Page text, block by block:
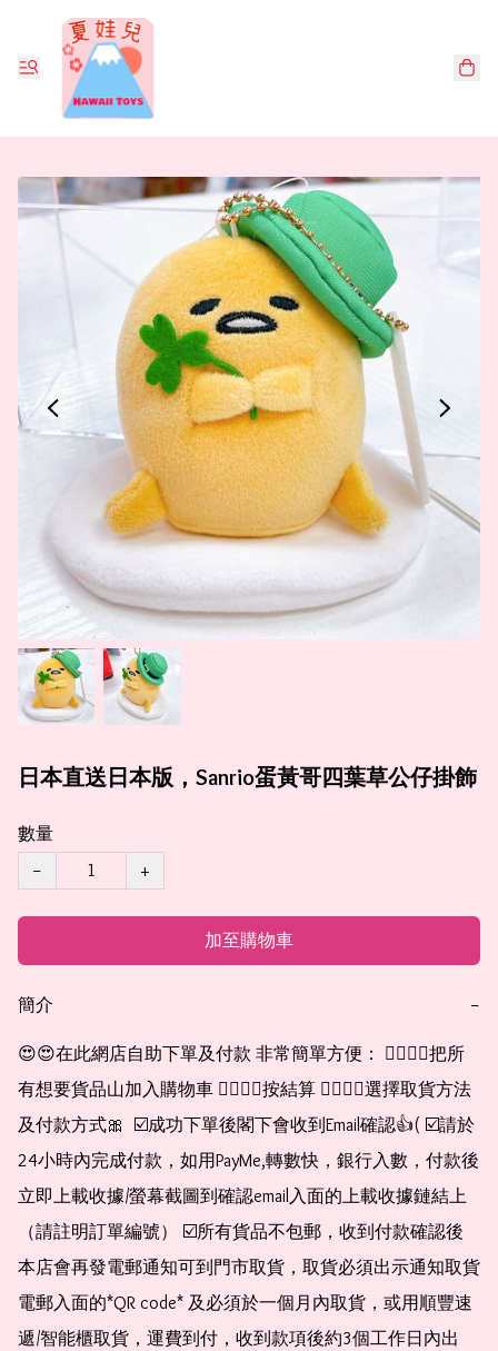
日本直送日本版，Sanrio蛋黃哥四葉草公仔掛飾
數量
−
+
加至購物車
簡介 −
😍😍在此網店自助下單及付款 非常簡單方便： 👉🏻👉🏻把所
有想要貨品山加入購物車 👉🏻👉🏻按結算 👉🏻👉🏻選擇取貨方法
及付款方式🎀  ☑️成功下單後閣下會收到Email確認👍( ☑️請於
24小時內完成付款，如用PayMe,轉數快，銀行入數，付款後
立即上載收據/螢幕截圖到確認email入面的上載收據鏈結上
（請註明訂單編號） ☑️所有貨品不包郵，收到付款確認後
本店會再發電郵通知可到門市取貨，取貨必須出示通知取貨
電郵入面的*QR code* 及必須於一個月內取貨，或用順豐速
遞/智能櫃取貨，運費到付，收到款項後約3個工作日內出